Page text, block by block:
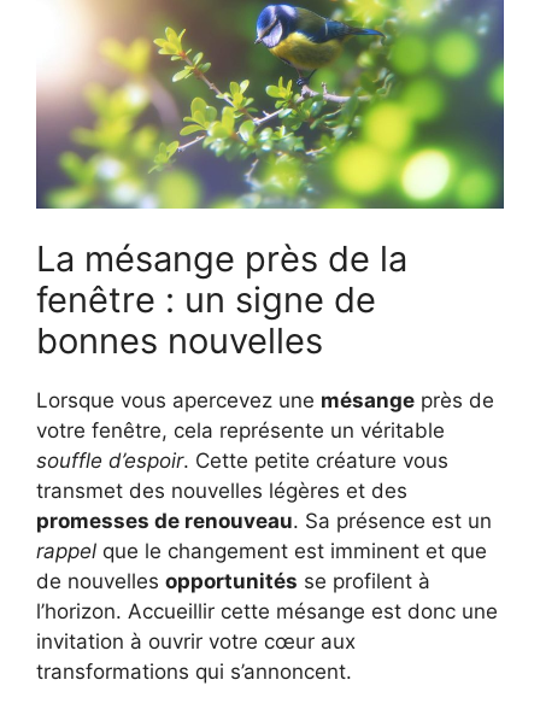
La mésange près de la
fenêtre : un signe de
bonnes nouvelles
Lorsque vous apercevez une mésange près de
votre fenêtre, cela représente un véritable
souffle d’espoir. Cette petite créature vous
transmet des nouvelles légères et des
promesses de renouveau. Sa présence est un
rappel que le changement est imminent et que
de nouvelles opportunités se profilent à
l’horizon. Accueillir cette mésange est donc une
invitation à ouvrir votre cœur aux
transformations qui s’annoncent.